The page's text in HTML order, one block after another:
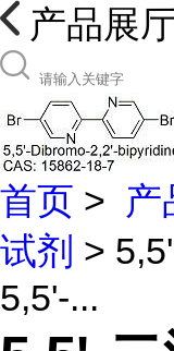
产品展
首页 > 产
试剂 >
5,5'-...